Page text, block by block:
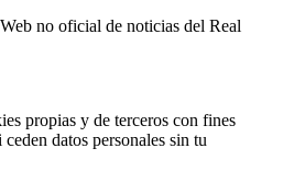
no oficial de noticias del Real
propias y de terceros con fines
datos personales sin tu